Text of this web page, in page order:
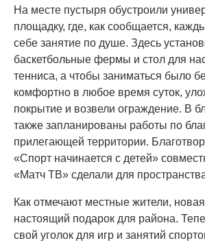
На месте пустыря обустроили
площадку, где, как сообщается,
себе занятие по душе. Здесь
баскетбольные фермы и стол для
тенниса, а чтобы заниматься было
комфортно в любое время суток,
покрытие и возвели ограждение. В
также запланированы работы по
прилегающей территории.
«Спорт начинается с детей»
«Матч ТВ» сделали для
Как отмечают местные жители,
настоящий подарок для района.
свой уголок для игр и занятий